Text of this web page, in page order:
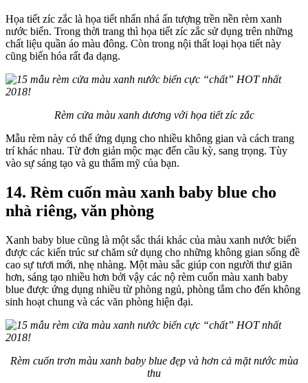
Họa tiết zíc zắc là họa tiết nhấn nhá ấn tượng trền nền rèm xanh
nước biển. Trong thời trang thì họa tiết zíc zắc sử dụng trên những
chất liệu quần áo màu đông. Còn trong nội thất loại họa tiết này
cũng biến hóa rất đa dạng.
Rèm cửa màu xanh dương với họa tiết zíc zắc
Mẫu rèm này có thể ứng dụng cho nhiều không gian và cách trang
trí khác nhau. Từ đơn giản mộc mạc đến cầu kỳ, sang trọng. Tùy
vào sự sáng tạo và gu thẩm mỹ của bạn.
14. Rèm cuốn màu xanh baby blue cho
nhà riêng, văn phòng
Xanh baby blue cũng là một sắc thái khác của màu xanh nước biển
được các kiến trúc sư chăm sử dụng cho những không gian sống đề
cao sự tươi mới, nhẹ nhàng. Một màu sắc giúp con người thư giãn
hơn, sáng tạo nhiều hơn bởi vậy các nộ rèm cuốn màu xanh baby
blue được ứng dụng nhiều từ phòng ngủ, phòng tắm cho đến không
sinh hoạt chung và các văn phòng hiện đại.
Rèm cuốn trơn màu xanh baby blue đẹp và hơn cả mặt nước mùa
thu